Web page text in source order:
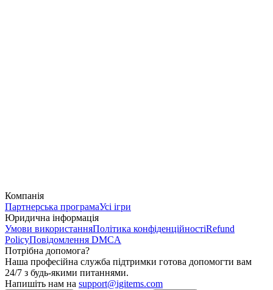
Компанія
Партнерська програмаУсі ігри
Юридична інформація
Умови використанняПолітика конфіденційностіRefund
PolicyПовідомлення DMCA
Потрібна допомога?
Наша професійна служба підтримки готова допомогти вам
24/7 з будь-якими питаннями.
Напишіть нам на support@igitems.com